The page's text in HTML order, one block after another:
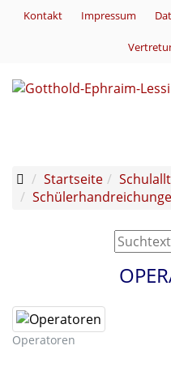
Kontakt Impressum
Startseite
Operatoren